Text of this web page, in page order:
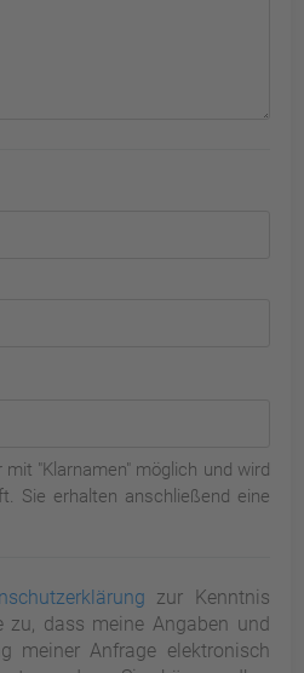
"Klarnamen" möglich und wird
Sie erhalten anschließend eine
zur Kenntnis
zu, dass meine Angaben und
meiner Anfrage elektronisch